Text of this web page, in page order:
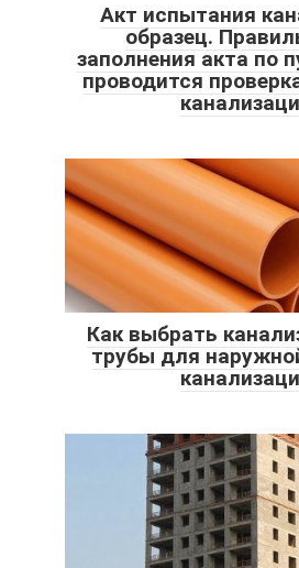
Акт испытания
образец.
заполнения акта по
проводится
Как выбрать
трубы для